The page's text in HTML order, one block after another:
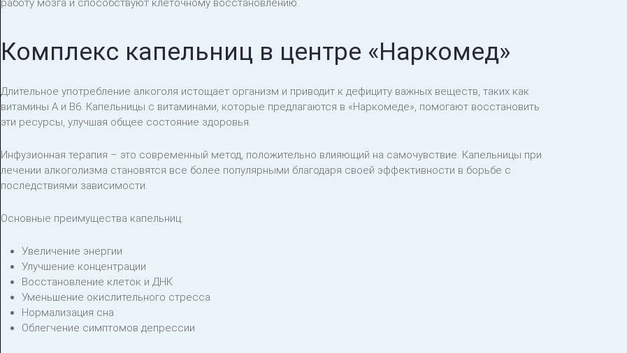
работу мозга и способствуют клеточному восстановлению.
Комплекс капельниц в центре «Наркомед»
Длительное употребление алкоголя истощает организм и приводит к дефициту важных веществ, таких как
витамины A и B6. Капельницы с витаминами, которые предлагаются в «Наркомеде», помогают восстановить
эти ресурсы, улучшая общее состояние здоровья.
Инфузионная терапия – это современный метод, положительно влияющий на самочувствие. Капельницы при
лечении алкоголизма становятся все более популярными благодаря своей эффективности в борьбе с
последствиями зависимости.
Основные преимущества капельниц:
Увеличение энергии
Улучшение концентрации
Восстановление клеток и ДНК
Уменьшение окислительного стресса
Нормализация сна
Облегчение симптомов депрессии